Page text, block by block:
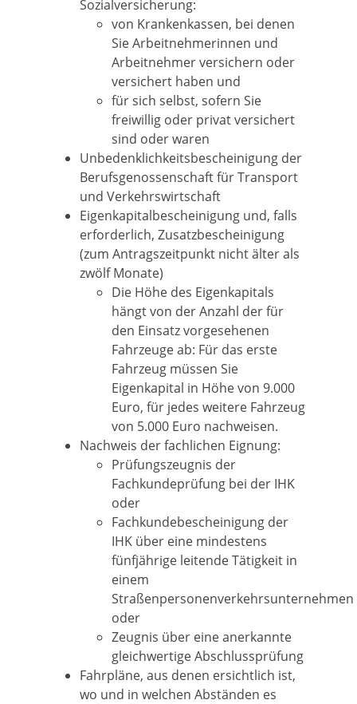
Sozialversicherung:
von Krankenkassen, bei denen
Sie Arbeitnehmerinnen und
Arbeitnehmer versichern oder
versichert haben und
für sich selbst, sofern Sie
freiwillig oder privat versichert
sind oder waren
Unbedenklichkeitsbescheinigung der
Berufsgenossenschaft für Transport
und Verkehrswirtschaft
Eigenkapitalbescheinigung und, falls
erforderlich, Zusatzbescheinigung
(zum Antragszeitpunkt nicht älter als
zwölf Monate)
Die Höhe des Eigenkapitals
hängt von der Anzahl der für
den Einsatz vorgesehenen
Fahrzeuge ab: Für das erste
Fahrzeug müssen Sie
Eigenkapital in Höhe von 9.000
Euro, für jedes weitere Fahrzeug
von 5.000 Euro nachweisen.
Nachweis der fachlichen Eignung:
Prüfungszeugnis der
Fachkundeprüfung bei der IHK
oder
Fachkundebescheinigung der
IHK über eine mindestens
fünfjährige leitende Tätigkeit in
einem
Straßenpersonenverkehrsunternehmen
oder
Zeugnis über eine anerkannte
gleichwertige Abschlussprüfung
Fahrpläne, aus denen ersichtlich ist,
wo und in welchen Abständen es